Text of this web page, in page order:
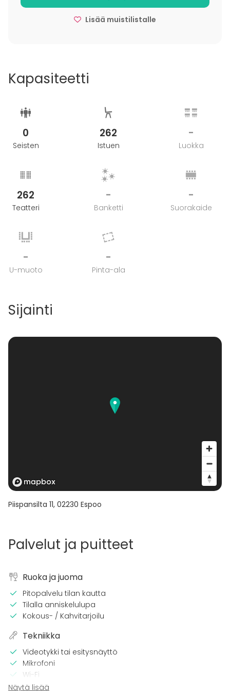
50 % 21-17 vrk ennen tilaisuutta
100 % 16 vrk tai alle
Lisää muistilistalle
Kapasiteetti
0
Seisten
262
Istuen
-
Luokka
262
Teatteri
-
Banketti
-
Suorakaide
-
U-muoto
-
Pinta-ala
Sijainti
Piispansilta 11, 02230 Espoo
Palvelut ja puitteet
Ruoka ja juoma
Pitopalvelu tilan kautta
Tilalla anniskelulupa
Kokous- / Kahvitarjoilu
Tekniikka
Videotykki tai esitysnäyttö
Mikrofoni
Wi-Fi
CD / DVD -soitin
Näytä lisää